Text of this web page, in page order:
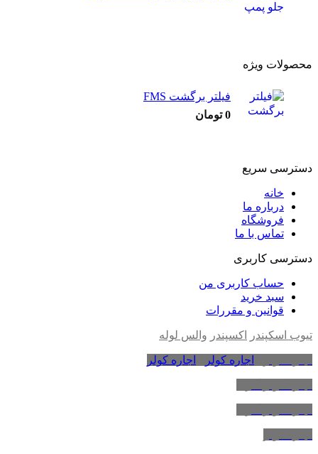
محصولات ویژه
فیلتر برگشت FMS
0 تومان
دسترسی سریع
خانه
درباره ما
فروشگاه
تماس با ما
دسترسی کاربری
حساب کاربری من
سبد خرید
قوانین و مقررات
تیوب اسکپندر اکسپندر والس لوله
اجاره کولر اجاره کولر